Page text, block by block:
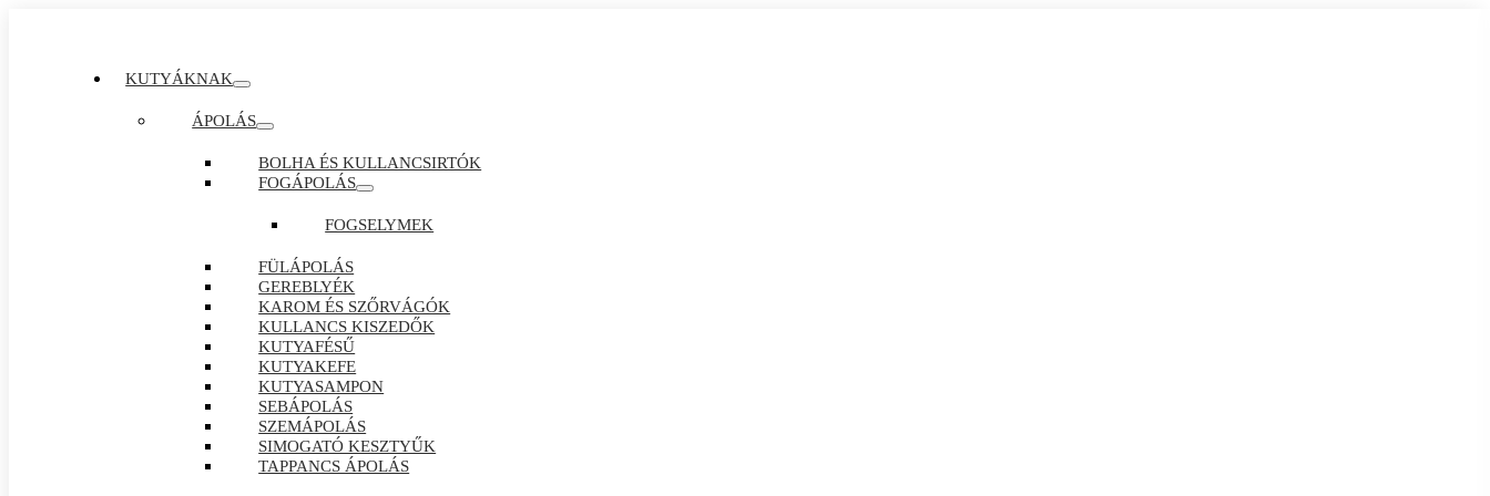
KUTYÁKNAK
ÁPOLÁS
BOLHA ÉS KULLANCSIRTÓK
FOGÁPOLÁS
FOGSELYMEK
FÜLÁPOLÁS
GEREBLYÉK
KAROM ÉS SZŐRVÁGÓK
KULLANCS KISZEDŐK
KUTYAFÉSŰ
KUTYAKEFE
KUTYASAMPON
SEBÁPOLÁS
SZEMÁPOLÁS
SIMOGATÓ KESZTYŰK
TAPPANCS ÁPOLÁS